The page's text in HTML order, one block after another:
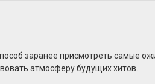
заранее присмотреть самые
атмосферу будущих хитов.
спецэффектами, так и